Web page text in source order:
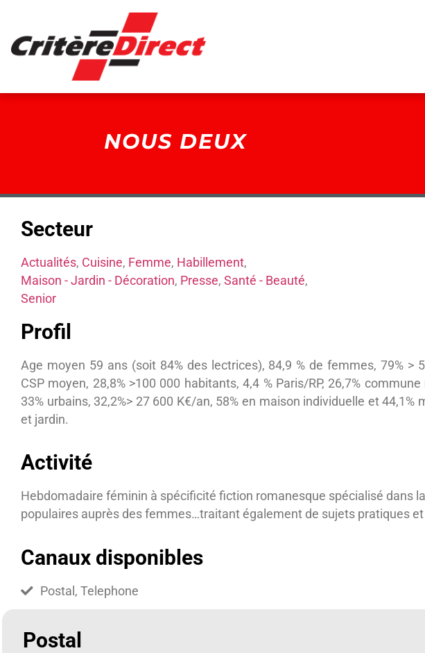
NOUS DEUX
Secteur
Actualités, Cuisine, Femme, Habillement,
Maison - Jardin - Décoration, Presse, Santé - Beauté,
Senior
Profil
Age moyen 59 ans (soit 84% des lectrices), 84,9 % de femmes, 79% >
CSP moyen, 28,8% >100 000 habitants, 4,4 % Paris/RP, 26,7% commune
33% urbains, 32,2%> 27 600 K€/an, 58% en maison individuelle et 44,1%
et jardin.
Activité
Hebdomadaire féminin à spécificité fiction romanesque spécialisé dans
populaires auprès des femmes…traitant également de sujets pratiques
Canaux disponibles
Postal, Telephone
Postal
Panneau de gestion des cookies